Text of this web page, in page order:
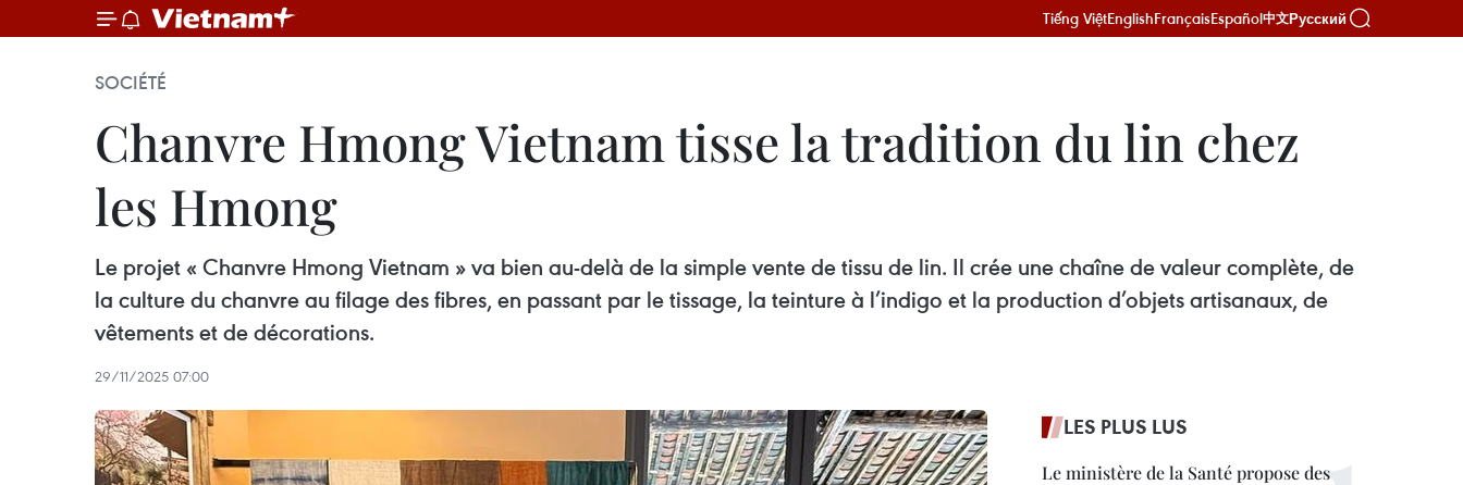
Tiếng ViệtEnglishFrançaisEspañol中文Русский
SOCIÉTÉ
Chanvre Hmong Vietnam tisse la tradition du lin chez
les Hmong
Le projet « Chanvre Hmong Vietnam » va bien au-delà de la simple vente de tissu de lin. Il crée une chaîne de valeur complète, de
la culture du chanvre au filage des fibres, en passant par le tissage, la teinture à l’indigo et la production d’objets artisanaux, de
vêtements et de décorations.
29/11/2025 07:00
LES PLUS LUS
Le ministère de la Santé propose des